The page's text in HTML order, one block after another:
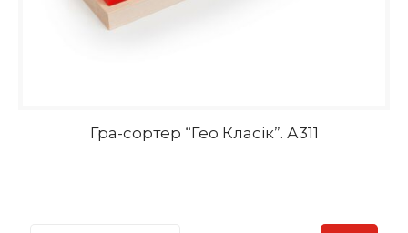
Гра-сортер “Гео Класік”. А311